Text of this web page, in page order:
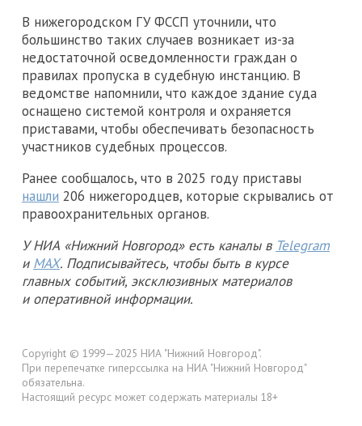
В нижегородском ГУ ФССП уточнили, что
большинство таких случаев возникает из-за
недостаточной осведомленности граждан о
правилах пропуска в судебную инстанцию. В
ведомстве напомнили, что каждое здание суда
оснащено системой контроля и охраняется
приставами, чтобы обеспечивать безопасность
участников судебных процессов.
Ранее сообщалось, что в 2025 году приставы
нашли 206 нижегородцев, которые скрывались от
правоохранительных органов.
У НИА «Нижний Новгород» есть каналы в Telegram
и MAX. Подписывайтесь, чтобы быть в курсе
главных событий, эксклюзивных материалов
и оперативной информации.
Copyright © 1999—2025 НИА "Нижний Новгород".
При перепечатке гиперссылка на НИА "Нижний Новгород"
обязательна.
Настоящий ресурс может содержать материалы 18+